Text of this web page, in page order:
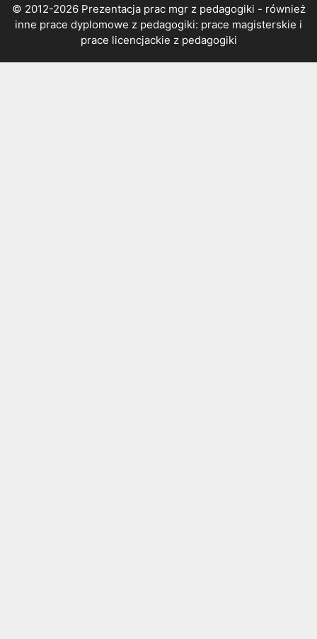
© 2012-2026 Prezentacja prac mgr z pedagogiki - również
inne prace dyplomowe z pedagogiki: prace magisterskie i
prace licencjackie z pedagogiki